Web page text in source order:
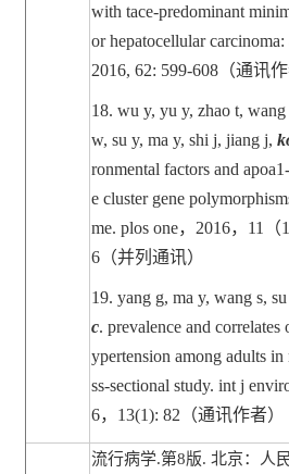
with tace-predominant
or hepatocellular
2016, 62: 599-608（通讯作
18. wu y, yu y, zhao t,
w, su y, ma y, shi j, jiang j,
ronmental factors and
e cluster gene
me. plos one， 2016， 11 （1
6（并列通讯）
19. yang g, ma y, wang s,
c. prevalence and correlates
ypertension among adults in
ss-sectional study. int j
6， 13(1): 82 （通讯作者）
流行病学.第8版. 北京：人